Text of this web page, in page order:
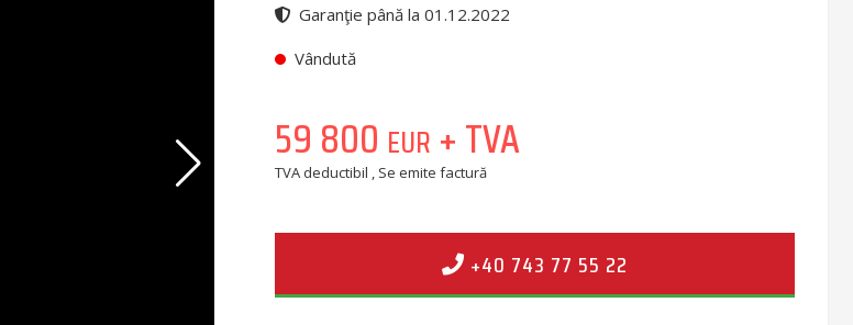
Garanţie până la 01.12.2022
Vândută
59 800 EUR + TVA
TVA deductibil , Se emite factură
+40 743 77 55 22